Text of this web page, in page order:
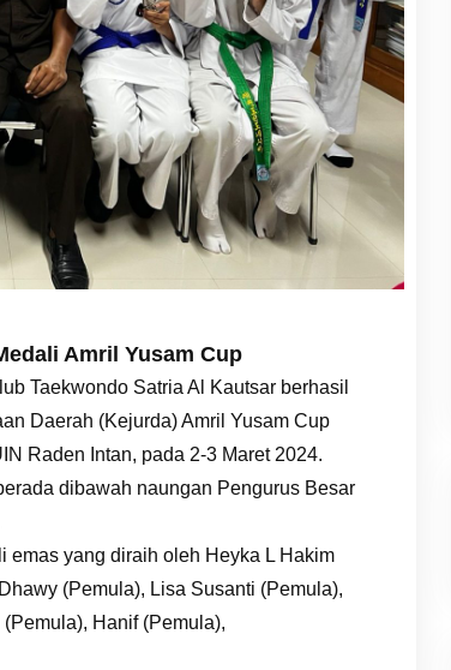
Amril Yusam Cup
Taekwondo Satria Al Kautsar berhasil
Daerah (Kejurda) Amril Yusam Cup
Raden Intan, pada 2-3 Maret 2024.
dibawah naungan Pengurus Besar
emas yang diraih oleh Heyka L Hakim
(Pemula), Lisa Susanti (Pemula),
Hanif (Pemula),